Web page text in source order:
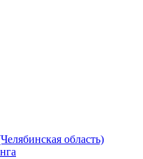
область)